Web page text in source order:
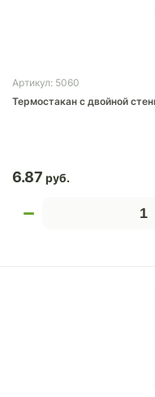
Артикул: 5060
Термостакан с двойной
6.87